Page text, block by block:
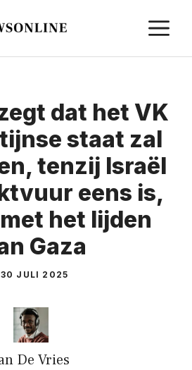
dat het VK
staat zal
tenzij Israël
eens is,
het lijden
Gaza
30 JULI 2025
De Vries